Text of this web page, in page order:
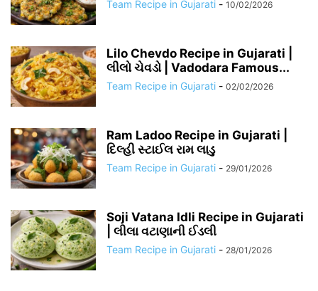
Team Recipe in Gujarati - 10/02/2026
Lilo Chevdo Recipe in Gujarati |
લીલો ચેવડો | Vadodara Famous...
Team Recipe in Gujarati - 02/02/2026
Ram Ladoo Recipe in Gujarati |
દિલ્હી સ્ટાઈલ રામ લાડુ
Team Recipe in Gujarati - 29/01/2026
Soji Vatana Idli Recipe in Gujarati
| લીલા વટાણાની ઈડલી
Team Recipe in Gujarati - 28/01/2026